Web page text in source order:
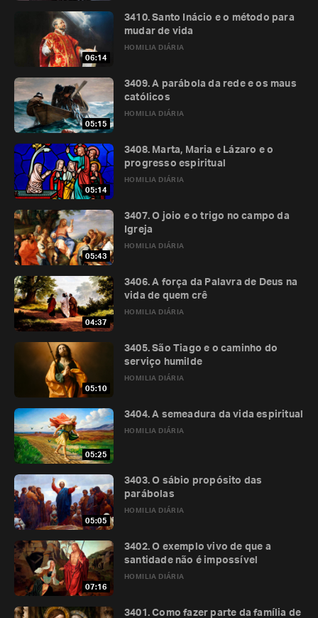
06:14
HOMILIA DIÁRIA
3410. Santo Inácio e o método para
mudar de vida
05:15
HOMILIA DIÁRIA
3409. A parábola da rede e os maus
católicos
05:14
HOMILIA DIÁRIA
3408. Marta, Maria e Lázaro e o
progresso espiritual
05:43
HOMILIA DIÁRIA
3407. O joio e o trigo no campo da
Igreja
04:37
HOMILIA DIÁRIA
3406. A força da Palavra de Deus na
vida de quem crê
05:10
HOMILIA DIÁRIA
3405. São Tiago e o caminho do
serviço humilde
05:25
HOMILIA DIÁRIA
3404. A semeadura da vida espiritual
05:05
HOMILIA DIÁRIA
3403. O sábio propósito das
parábolas
07:16
HOMILIA DIÁRIA
3402. O exemplo vivo de que a
santidade não é impossível
3401. Como fazer parte da família de